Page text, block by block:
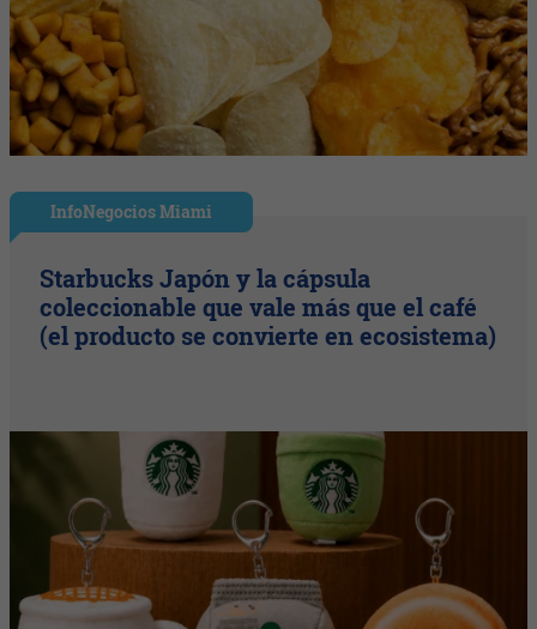
InfoNegocios Miami
Starbucks Japón y la cápsula
coleccionable que vale más que el café
(el producto se convierte en ecosistema)